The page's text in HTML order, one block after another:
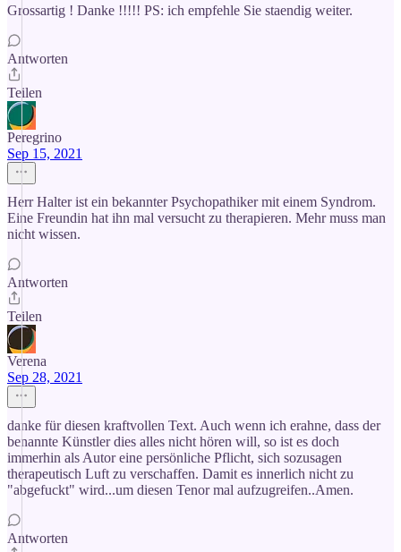
Grossartig ! Danke !!!!! PS: ich empfehle Sie staendig weiter.
Antworten
Teilen
Peregrino
Sep 15, 2021
Herr Halter ist ein bekannter Psychopathiker mit einem Syndrom.
Eine Freundin hat ihn mal versucht zu therapieren. Mehr muss man
nicht wissen.
Antworten
Teilen
Verena
Sep 28, 2021
danke für diesen kraftvollen Text. Auch wenn ich erahne, dass der
benannte Künstler dies alles nicht hören will, so ist es doch
immerhin als Autor eine persönliche Pflicht, sich sozusagen
therapeutisch Luft zu verschaffen. Damit es innerlich nicht zu
"abgefuckt" wird...um diesen Tenor mal aufzugreifen..Amen.
Antworten